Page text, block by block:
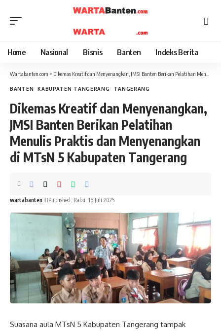
Home Nasional Bisnis Banten Indeks Berita
Wartabanten.com > Dikemas Kreatif dan Menyenangkan, JMSI Banten Berikan Pelatihan Menulis Praktis dan Menyenangkan di MTsN 5 Kabupaten Tangerang
BANTEN KABUPATEN TANGERANG TANGERANG
Dikemas Kreatif dan Menyenangkan,
JMSI Banten Berikan Pelatihan
Menulis Praktis dan Menyenangkan
di MTsN 5 Kabupaten Tangerang
wartabanten Published: Rabu, 16 Juli 2025
Suasana aula MTsN 5 Kabupaten Tangerang tampak